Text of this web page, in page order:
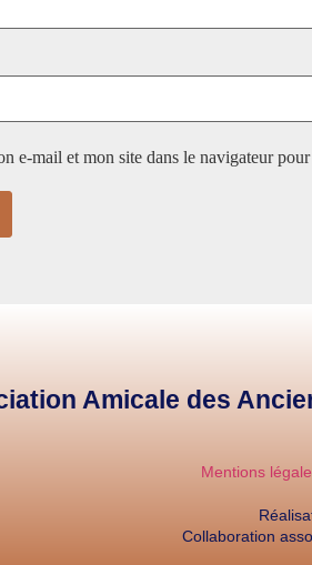
e-mail et mon site dans le navigateur
Amicale des
Mentions
Collaboration